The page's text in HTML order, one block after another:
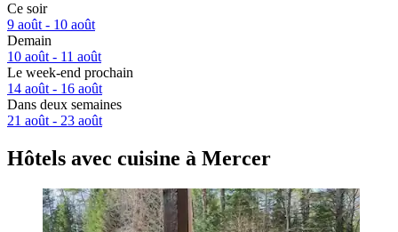
Ce soir
9 août - 10 août
Demain
10 août - 11 août
Le week-end prochain
14 août - 16 août
Dans deux semaines
21 août - 23 août
Hôtels avec cuisine à Mercer